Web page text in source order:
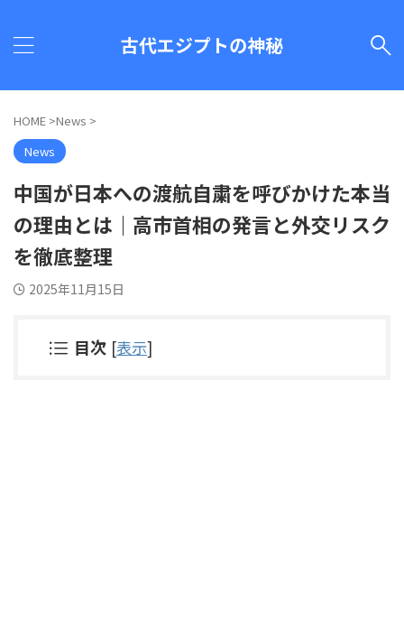
古代エジプトの神秘
HOME >News >
News
中国が日本への渡航自粛を呼びかけた本当
の理由とは｜高市首相の発言と外交リスク
を徹底整理
2025年11月15日
目次 [表示]